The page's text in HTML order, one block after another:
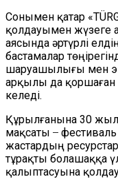
Сонымен қатар
қолдауымен жүзеге
аясында әртүрлі
бастамалар
шаруашылығы мен
арқылы да қоршаған
келеді.
Құрылғанына 30 жыл
мақсаты
жастардың
тұрақты болашаққа
қалыптасуына